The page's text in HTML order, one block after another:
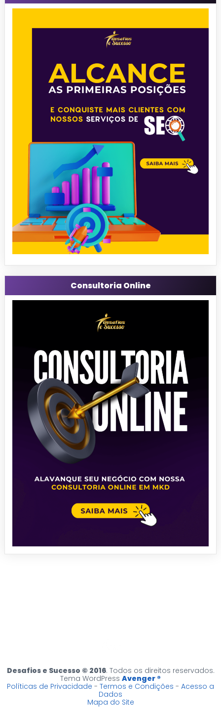
Consultoria Online
Desafios e Sucesso © 2016. Todos os direitos reservados.
Tema WordPress Avenger ®
Políticas de Privacidade - Termos e Condições - Acesso a
Dados
Mapa do Site